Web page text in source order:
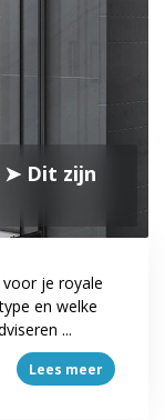
➤ Dit zijn
je royale
en welke
...
Lees meer